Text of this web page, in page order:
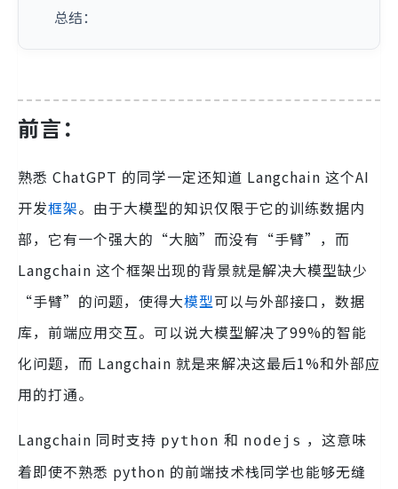
总结：
前言：
熟悉 ChatGPT 的同学一定还知道 Langchain 这个AI
开发框架。由于大模型的知识仅限于它的训练数据内
部，它有一个强大的“大脑”而没有“手臂”，而
Langchain 这个框架出现的背景就是解决大模型缺少
“手臂”的问题，使得大模型可以与外部接口，数据
库，前端应用交互。可以说大模型解决了99%的智能
化问题，而 Langchain 就是来解决这最后1%和外部应
用的打通。
Langchain 同时支持 python 和 nodejs ，这意味
着即使不熟悉 python 的前端技术栈同学也能够无缝